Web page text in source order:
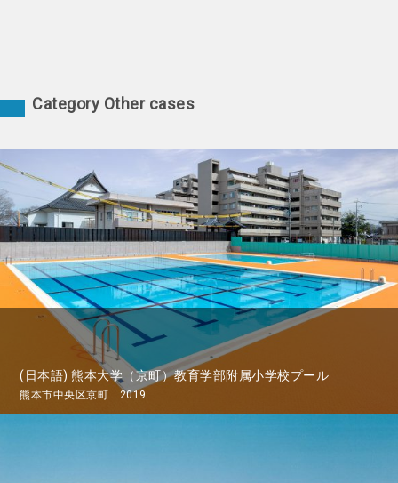
Category Other cases
(日本語) 熊本大学（京町）教育学部附属小学校プール
熊本市中央区京町 2019